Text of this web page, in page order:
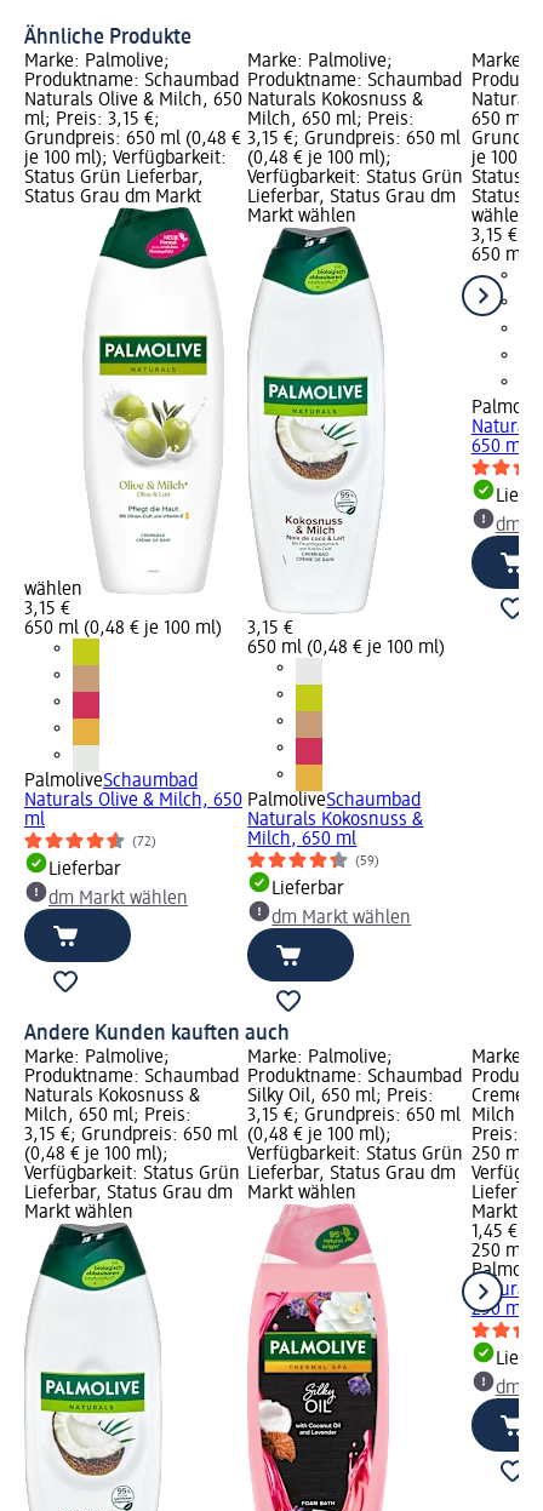
Ähnliche Produkte
Marke: Palmolive;
Produktname: Schaumbad
Naturals Olive & Milch, 650
ml; Preis: 3,15 €;
Grundpreis: 650 ml (0,48 €
je 100 ml); Verfügbarkeit:
Status Grün Lieferbar,
Status Grau dm Markt
wählen
3,15 €
650 ml (0,48 € je 100 ml)
PalmoliveSchaumbad
Naturals Olive & Milch, 650
ml
(72)
Lieferbar
dm Markt wählen
Marke: Palmolive;
Produktname: Schaumbad
Naturals Kokosnuss &
Milch, 650 ml; Preis:
3,15 €; Grundpreis: 650 ml
(0,48 € je 100 ml);
Verfügbarkeit: Status Grün
Lieferbar, Status Grau dm
Markt wählen
3,15 €
650 ml (0,48 € je 100 ml)
PalmoliveSchaumbad
Naturals Kokosnuss &
Milch, 650 ml
(59)
Lieferbar
dm Markt wählen
Marke:
650 ml;
je 100
Status
Status
wählen
3,15 €
650 ml
650 ml
dm
Andere Kunden kauften auch
Marke: Palmolive;
Produktname: Schaumbad
Naturals Kokosnuss &
Milch, 650 ml; Preis:
3,15 €; Grundpreis: 650 ml
(0,48 € je 100 ml);
Verfügbarkeit: Status Grün
Lieferbar, Status Grau dm
Markt wählen
Marke: Palmolive;
Produktname: Schaumbad
Silky Oil, 650 ml; Preis:
3,15 €; Grundpreis: 650 ml
(0,48 € je 100 ml);
Verfügbarkeit: Status Grün
Lieferbar, Status Grau dm
Markt wählen
Marke:
Milch &
Preis:
250 ml
Markt
1,45 €
250 ml
250 ml
dm